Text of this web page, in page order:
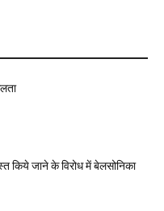
किये जाने के विरोध में बेलसोनिका